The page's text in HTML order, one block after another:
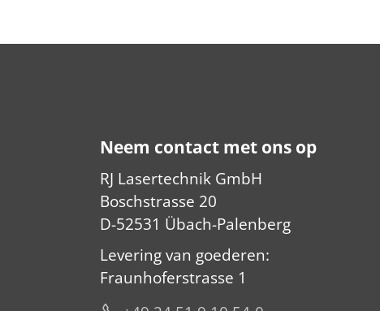
Neem contact met ons op
RJ Lasertechnik GmbH
Boschstrasse 20
D-52531 Übach-Palenberg
Levering van goederen:
Fraunhoferstrasse 1